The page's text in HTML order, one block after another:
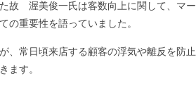
故 渥美俊一氏は客数向上に関して、マ
の重要性を語っていました。
、常日頃来店する顧客の浮気や離反を防
ます。